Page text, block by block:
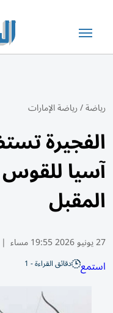
رياضة/رياضة الإمارات
الفجيرة
آسيا
المقبل
27 يونيو 2026 19:55 مساء |
استمع دقائق القراءة - 1